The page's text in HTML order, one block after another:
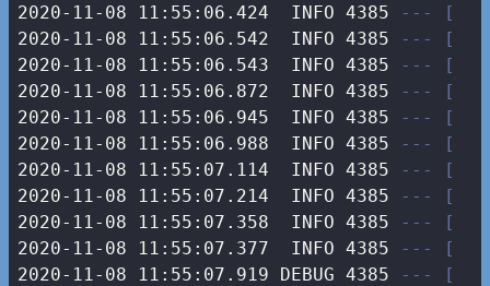
2020-11-08 11:55:06.424  INFO 4385 --- [
2020-11-08 11:55:06.542  INFO 4385 --- [
2020-11-08 11:55:06.543  INFO 4385 --- [
2020-11-08 11:55:06.872  INFO 4385 --- [
2020-11-08 11:55:06.945  INFO 4385 --- [
2020-11-08 11:55:06.988  INFO 4385 --- [
2020-11-08 11:55:07.114  INFO 4385 --- [
2020-11-08 11:55:07.214  INFO 4385 --- [
2020-11-08 11:55:07.358  INFO 4385 --- [
2020-11-08 11:55:07.377  INFO 4385 --- [
2020-11-08 11:55:07.919 DEBUG 4385 --- [